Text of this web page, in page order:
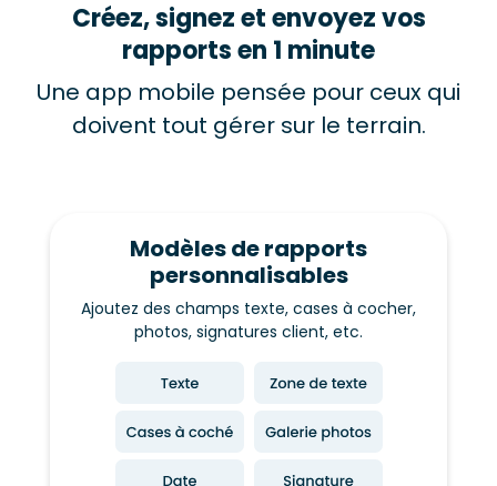
Créez, signez et envoyez vos
rapports en 1 minute
Une app mobile pensée pour ceux qui
doivent tout gérer sur le terrain.
Modèles de rapports
personnalisables
Ajoutez des champs texte, cases à cocher,
photos, signatures client, etc.